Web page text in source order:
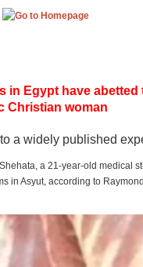
in Egypt have
Christian woman
a widely published
a 21-year-old medical
in Asyut, according to